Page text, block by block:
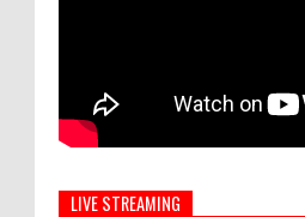
LIVE STREAMING